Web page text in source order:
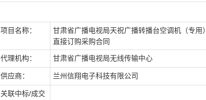
项目名称：
甘肃省广播电视局天祝广播转播台空调机（专用）
直接订购采购合同
代理机构： 甘肃省广播电视局无线传输中心
供应商： 兰州信翔电子科技有限公司
关联中标/成交